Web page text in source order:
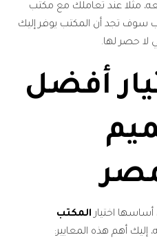
مثلا عند تعاملك مع مكتب
تجد أن المكتب يوفر إليك
لا حصر لها.
أفضل
اختيارالمكتب
إليك أهم هذه المعايير: